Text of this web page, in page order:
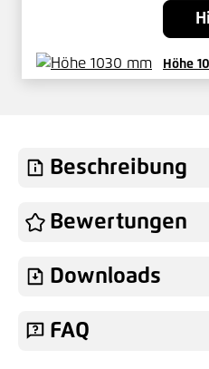
Höhe
Beschreibung
Bewertungen
Downloads
FAQ